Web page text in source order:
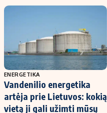
ENERGETIKA
Vandenilio energetika
artėja prie Lietuvos: kokią
vietą ji gali užimti mūsų